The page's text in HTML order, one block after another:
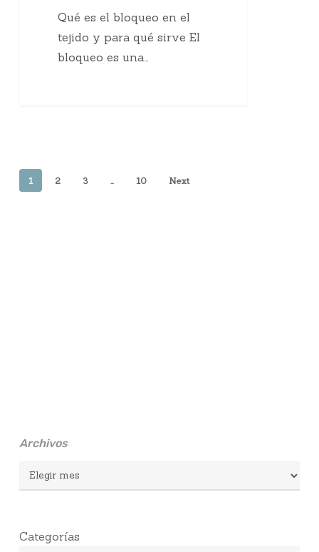
Qué es el bloqueo en el
tejido y para qué sirve El
bloqueo es una…
1 2 3 … 10 Next
Archivos
Archivos
Categorías